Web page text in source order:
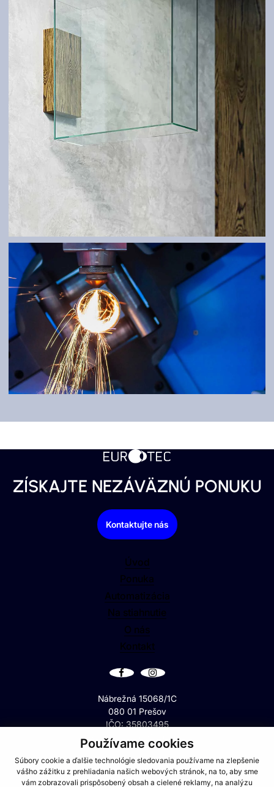
Používame cookies
Súbory cookie a ďalšie technológie sledovania používame na zlepšenie
vášho zážitku z prehliadania našich webových stránok, na to, aby sme
vám zobrazovali prispôsobený obsah a cielené reklamy, na analýzu
ATYPY
Individuálne riešenia pre Vás.
Odolné a detailné spracovanie.
ZÍSKAJTE NEZÁVÄZNÚ PONUKU
Kontaktujte nás
Úvod
Ponuka
Automatizácia
Na stiahnutie
O nás
Kontakt
Nábrežná 15068/1C
080 01 Prešov
IČO: 35803495
IČ DPH: SK2021556900
GPS: +49°6'13.58", +21°5'58.44"